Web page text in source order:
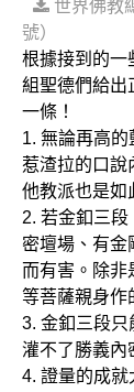
世界佛教
號）
根據接到的一
組聖德們給出
一條！
1. 無論再高
惹渣拉的口說
他教派也是如
2. 若金釦三
密壇場、有金
而有害。除非
等菩薩親身作
3. 金釦三段只
灌不了勝義內
4. 證量的成